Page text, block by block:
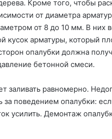
Кроме того, чтобы
от диаметра
от 8 до 10 мм. В них
кусок арматуры, который
опалубки должна
бетонной смеси.
заливать равномерно.
поведением опалубки:
усилить. Демонтаж